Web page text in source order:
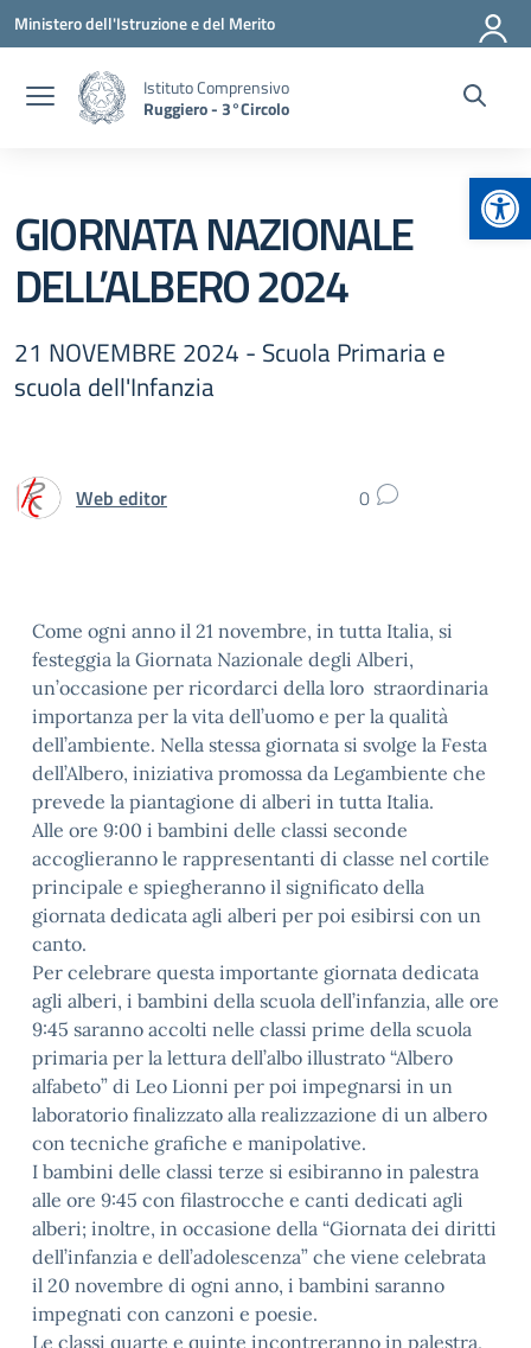
Vai ai contenuti
Vai al menu di navigazione
Vai al footer
Ministero dell'Istruzione e del Merito
Istituto Comprensivo
Ruggiero - 3°Circolo
GIORNATA NAZIONALE
DELL’ALBERO 2024
21 NOVEMBRE 2024 - Scuola Primaria e
scuola dell'Infanzia
Web editor 0
Come ogni anno il 21 novembre, in tutta Italia, si
festeggia la Giornata Nazionale degli Alberi,
un’occasione per ricordarci della loro straordinaria
importanza per la vita dell’uomo e per la qualità
dell’ambiente. Nella stessa giornata si svolge la Festa
dell’Albero, iniziativa promossa da Legambiente che
prevede la piantagione di alberi in tutta Italia.
Alle ore 9:00 i bambini delle classi seconde
accoglieranno le rappresentanti di classe nel cortile
principale e spiegheranno il significato della
giornata dedicata agli alberi per poi esibirsi con un
canto.
Per celebrare questa importante giornata dedicata
agli alberi, i bambini della scuola dell’infanzia, alle ore
9:45 saranno accolti nelle classi prime della scuola
primaria per la lettura dell’albo illustrato “Albero
alfabeto” di Leo Lionni per poi impegnarsi in un
laboratorio finalizzato alla realizzazione di un albero
con tecniche grafiche e manipolative.
I bambini delle classi terze si esibiranno in palestra
alle ore 9:45 con filastrocche e canti dedicati agli
alberi; inoltre, in occasione della “Giornata dei diritti
dell’infanzia e dell’adolescenza” che viene celebrata
il 20 novembre di ogni anno, i bambini saranno
impegnati con canzoni e poesie.
Le classi quarte e quinte incontreranno in palestra,